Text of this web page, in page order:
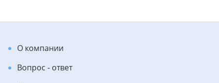
О компании
Вопрос - ответ